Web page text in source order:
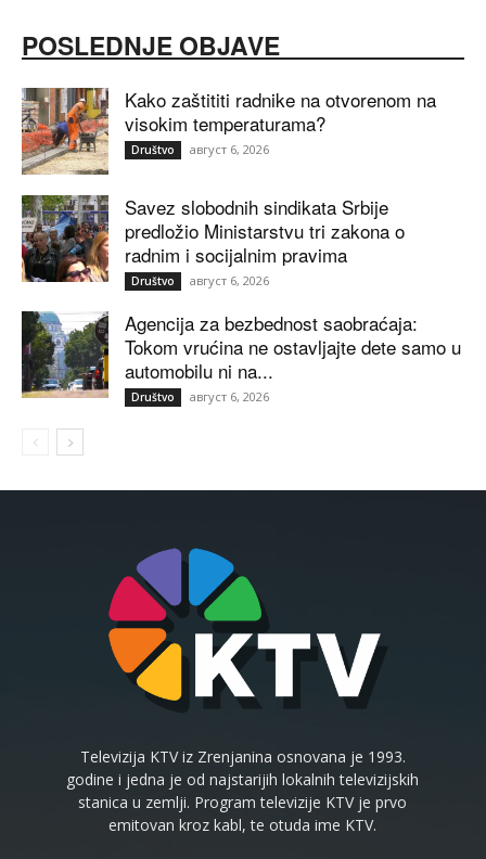
POSLEDNJE OBJAVE
Kako zaštititi radnike na otvorenom na
visokim temperaturama?
Društvo август 6, 2026
Savez slobodnih sindikata Srbije
predložio Ministarstvu tri zakona o
radnim i socijalnim pravima
Društvo август 6, 2026
Agencija za bezbednost saobraćaja:
Tokom vrućina ne ostavljajte dete samo u
automobilu ni na...
Društvo август 6, 2026
Televizija KTV iz Zrenjanina osnovana je 1993.
godine i jedna je od najstarijih lokalnih televizijskih
stanica u zemlji. Program televizije KTV je prvo
emitovan kroz kabl, te otuda ime KTV.